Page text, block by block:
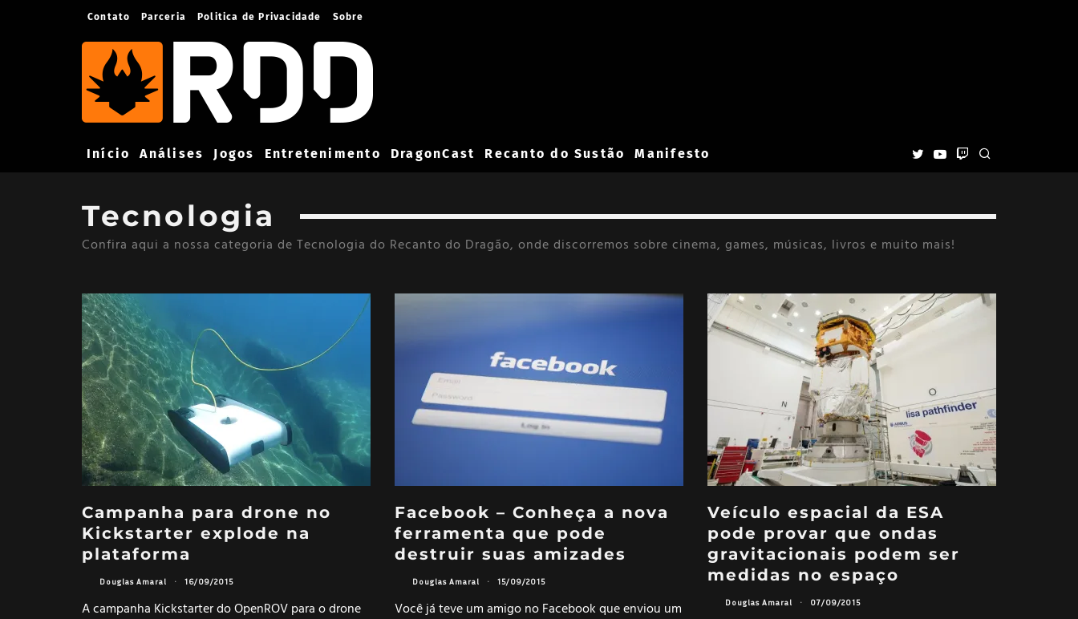
Contato Parceria Politica de Privacidade Sobre
Início Análises Jogos Entretenimento DragonCast Recanto do Sustão Manifesto
Tecnologia
Confira aqui a nossa categoria de Tecnologia do Recanto do Dragão, onde discorremos sobre cinema, games, músicas, livros e muito mais!
Campanha para drone no
Kickstarter explode na
plataforma
Douglas Amaral · 16/09/2015
A campanha Kickstarter do OpenROV para o drone
Facebook – Conheça a nova
ferramenta que pode
destruir suas amizades
Douglas Amaral · 15/09/2015
Você já teve um amigo no Facebook que enviou um
Veículo espacial da ESA
pode provar que ondas
gravitacionais podem ser
medidas no espaço
Douglas Amaral · 07/09/2015